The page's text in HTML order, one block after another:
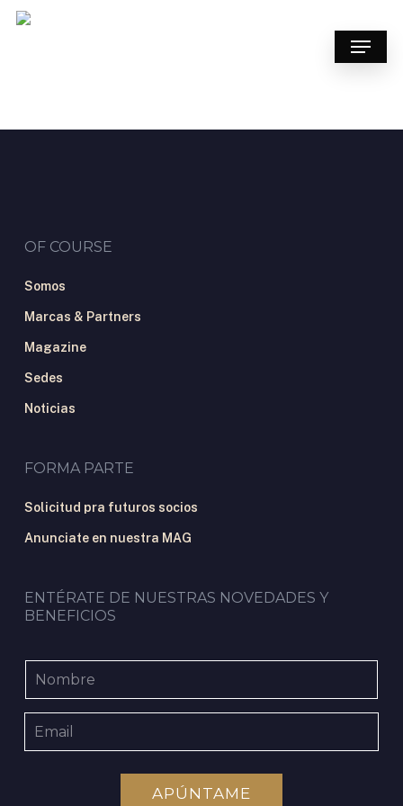
Skip
Menu
OF COURSE
Somos
Marcas & Partners
Magazine
Sedes
Noticias
FORMA PARTE
Solicitud pra futuros socios
Anunciate en nuestra MAG
ENTÉRATE DE NUESTRAS NOVEDADES Y
BENEFICIOS
APÚNTAME